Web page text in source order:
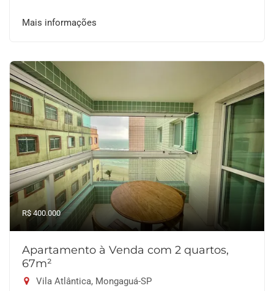
Mais informações
R$ 400.000
Apartamento à Venda com 2 quartos,
67m²
Vila Atlântica, Mongaguá-SP